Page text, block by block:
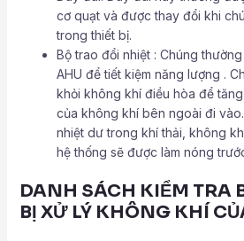
cơ quạt và được thay đổi khi
trong thiết bị.
Bộ trao đổi nhiệt : Chúng
AHU để tiết kiệm năng lượng .
khỏi không khí điều hòa để
của không khí bên ngoài đi
nhiệt dư trong khí thải, không
hệ thống sẽ được làm nóng
DANH SÁCH KIỂM TRA
BỊ XỬ LÝ KHÔNG KHÍ